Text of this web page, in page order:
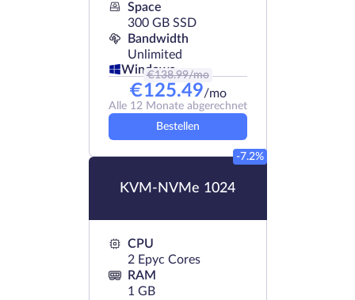
Space
300 GB SSD
Bandwidth
Unlimited
Windows
€138.99/mo
€125.49/mo
Alle 12 Monate abgerechnet
Bestellen
KVM-NVMe 1024
-7.2%
CPU
2 Epyc Cores
RAM
1 GB